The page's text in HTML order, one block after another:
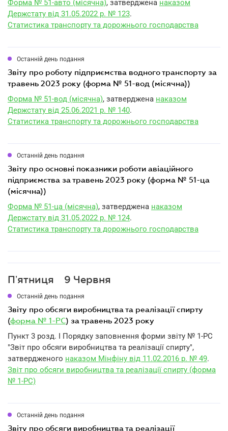
Форма № 51-авто (місячна), затверджена наказом
Держстату від 31.05.2022 р. № 123.
Статистика транспорту та дорожнього господарства
Останній день подання
звіту про роботу підприємства водного транспорту за
травень 2023 року (форма № 51-вод (місячна))
Форма № 51-вод (місячна), затверджена наказом
Держстату від 25.06.2021 р. № 140.
Статистика транспорту та дорожнього господарства
Останній день подання
звіту про основні показники роботи авіаційного
підприємства за травень 2023 року (форма № 51-ца
(місячна))
Форма № 51-ца (місячна), затверджена наказом
Держстату від 31.05.2022 р. № 124.
Статистика транспорту та дорожнього господарства
Пʼятниця 9 Червня
Останній день подання
звіту про обсяги виробництва та реалізації спирту
(форма № 1-РС) за травень 2023 року
Пункт 3 розд. I Порядку заповнення форми звіту № 1-РС
"Звіт про обсяги виробництва та реалізації спирту",
затвердженого наказом Мінфіну від 11.02.2016 р. № 49.
Звіт про обсяги виробництва та реалізації спирту (форма
№ 1-РС)
Останній день подання
звіту про обсяги виробництва та реалізації